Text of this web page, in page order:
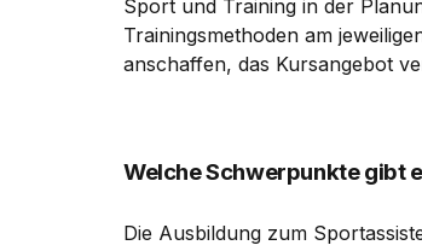
Sport und Training in der
Trainingsmethoden am
anschaffen, das Kursangebot
Welche Schwerpunkte gibt
Die Ausbildung zum